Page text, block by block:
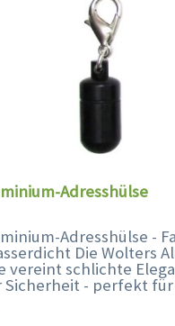
Adresshülse
Adresshülse -
Die Wolters
vereint schlichte
Sicherheit - perfekt
oder Prinzessin,...